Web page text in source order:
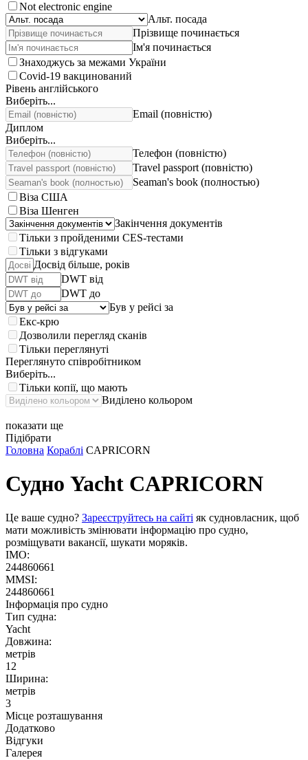
Not electronic engine
Альт. посада
Прізвище починається
Ім'я починається
Знаходжусь за межами України
Covid-19 вакцинований
Рівень англійського
Виберіть...
Email (повністю)
Диплом
Виберіть...
Телефон (повністю)
Travel passport (повністю)
Seaman's book (полностью)
Віза США
Віза Шенген
Закінчення документів
Тільки з пройденими CES-тестами
Тільки з відгуками
Досвід більше, років
DWT від
DWT до
Був у рейсі за
Екс-крю
Дозволили перегляд сканів
Тільки переглянуті
Переглянуто співробітником
Виберіть...
Тільки копії, що мають
Виділено кольором
показати ще
Підібрати
Головна Кораблі CAPRICORN
Судно Yacht CAPRICORN
Це ваше судно? Зареєструйтесь на сайті як судновласник, щоб
мати можливість змінювати інформацію про судно,
розміщувати вакансії, шукати моряків.
IMO:
244860661
MMSI:
244860661
Інформація про судно
Тип судна:
Yacht
Довжина:
метрів
12
Ширина:
метрів
3
Місце розташування
Додатково
Відгуки
Галерея